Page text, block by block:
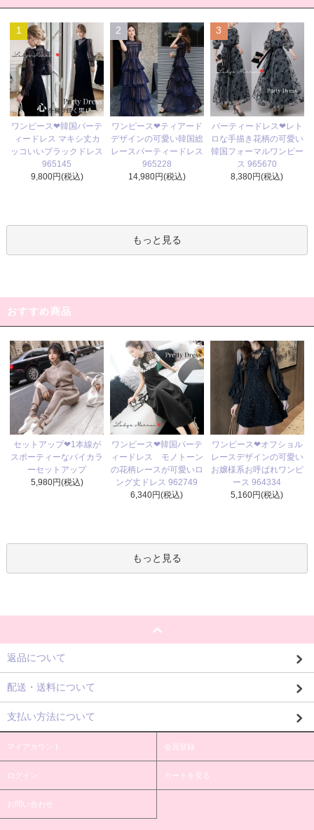
1
ワンピース❤韓国パーテ
ィードレス マキシ丈カ
ッコいいブラックドレス
965145
9,800円(税込)
2
ワンピース❤ティアード
デザインの可愛い韓国総
レースパーティードレス
965228
14,980円(税込)
3
パーティードレス❤レト
ロな手描き花柄の可愛い
韓国フォーマルワンピー
ス 965670
8,380円(税込)
もっと見る
おすすめ商品
セットアップ❤1本線が
スポーティーなバイカラ
ーセットアップ
5,980円(税込)
ワンピース❤韓国パーテ
ィードレス モノトーン
の花柄レースが可愛いロ
ング丈ドレス 962749
6,340円(税込)
ワンピース❤オフショル
レースデザインの可愛い
お嬢様系お呼ばれワンピ
ース 964334
5,160円(税込)
もっと見る
返品について
配送・送料について
支払い方法について
マイアカウント 会員登録
ログイン カートを見る
お問い合わせ